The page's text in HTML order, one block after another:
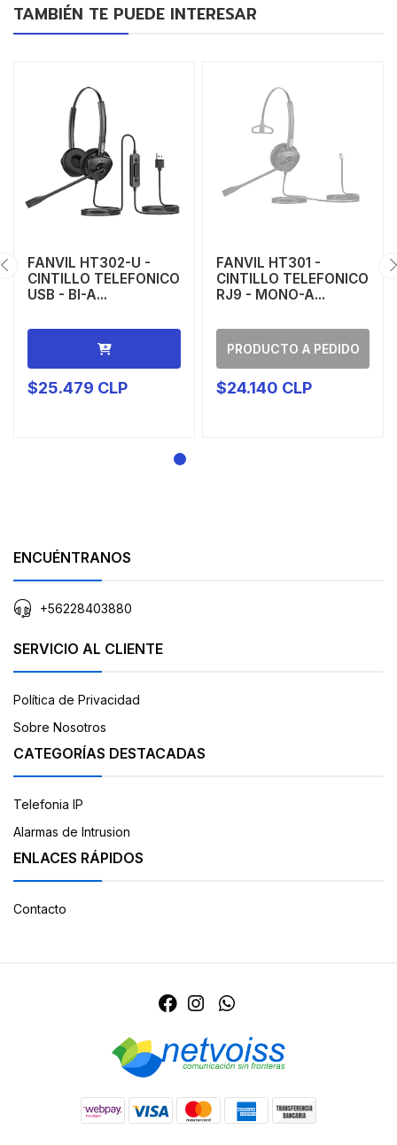
TAMBIÉN TE PUEDE INTERESAR
FANVIL HT302-U -
CINTILLO TELEFONICO
USB - BI-A...
$25.479 CLP
FANVIL HT301 -
CINTILLO TELEFONICO
RJ9 - MONO-A...
PRODUCTO A PEDIDO
$24.140 CLP
ENCUÉNTRANOS
+56228403880
SERVICIO AL CLIENTE
Política de Privacidad
Sobre Nosotros
CATEGORÍAS DESTACADAS
Telefonia IP
Alarmas de Intrusion
ENLACES RÁPIDOS
Contacto